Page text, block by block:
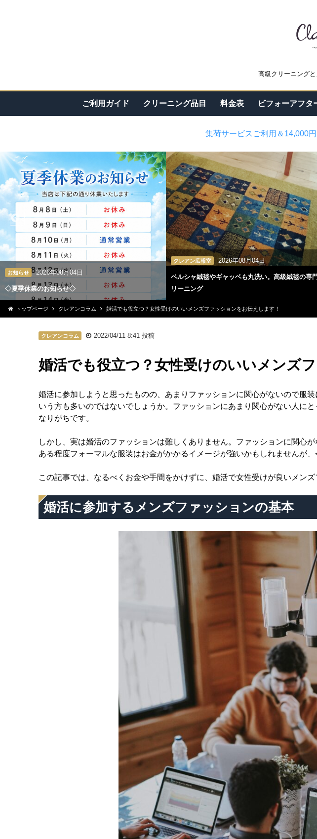
高級クリーニング
ご利用ガイド クリーニング品目 料金表 ビフォーアフタ
集荷サービスご利用＆14,000
お知らせ 2026年08月04日
◇夏季休業のお知らせ◇
クレアン広報室 2026年08月04日
ペルシャ絨毯やギャッベも丸洗い。高級絨毯の専
リーニング
<
トップページ クレアンコラム 婚活でも役立つ？女性受けのいいメンズファッションをお伝えします！
クレアンコラム 2022/04/11 8:41投稿
婚活でも役立つ？女性受けのいいメンズ
婚活に参加しようと思ったものの、あまりファッションに関心がないので服
いう方も多いのではないでしょうか。ファッションにあまり関心がない人に
なりがちです。
しかし、実は婚活のファッションは難しくありません。ファッションに関心
ある程度フォーマルな服装はお金がかかるイメージが強いかもしれませんが
この記事では、なるべくお金や手間をかけずに、婚活で女性受けが良いメン
婚活に参加するメンズファッションの基本